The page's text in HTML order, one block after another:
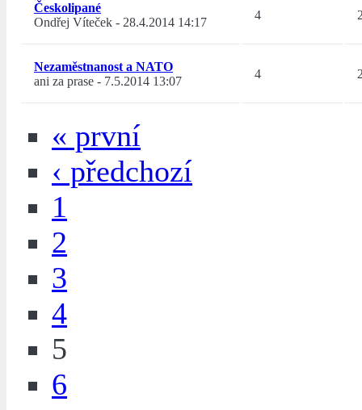
Českolipané
Ondřej Víteček - 28.4.2014 14:17
4
Nezaměstnanost a NATO
ani za prase - 7.5.2014 13:07
4
« první
‹ předchozí
1
2
3
4
5
6